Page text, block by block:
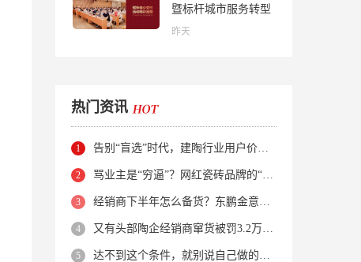
材展；东鹏已斥资
4852万回购股份；方
暨标杆城市服务转型
集训会圆满举行
昨天
热门资讯
告别“盲选”时代，建陶行业用户价值正在被改写！
骂业主是“穷逼”？网红瓷砖品牌的“真实面目”被揭开了！
经销商下半年怎么备货？东鹏金意陶马可波罗等10大品牌集体亮剑
又有头部陶企经销商窜货被罚3.2万！品牌区域保护岌岌可危？
达不到这个条件，就别说自己做的是质感砖！